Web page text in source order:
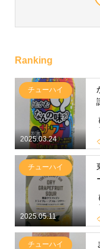
Ranking
2025.03.24
チューハイ
2025.05.11
チューハイ
チューハイ